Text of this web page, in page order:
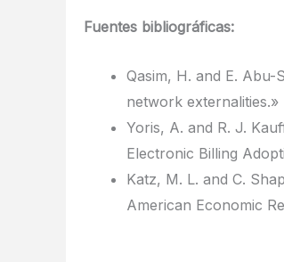
Fuentes bibliográficas:
Qasim, H. and E.
network externalities.»
Yoris, A. and R. J.
Electronic Billing
Katz, M. L. and C.
American Economic